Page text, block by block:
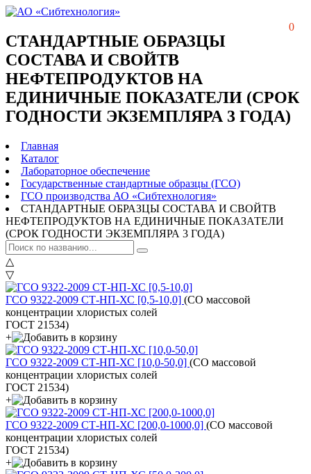
0
СТАНДАРТНЫЕ ОБРАЗЦЫ
СОСТАВА И СВОЙТВ
НЕФТЕПРОДУКТОВ НА
ЕДИНИЧНЫЕ ПОКАЗАТЕЛИ (СРОК
ГОДНОСТИ ЭКЗЕМПЛЯРА 3 ГОДА)
Главная
Каталог
Лабораторное обеспечение
Государственные стандартные образцы (ГСО)
ГСО производства АО «Сибтехнология»
СТАНДАРТНЫЕ ОБРАЗЦЫ СОСТАВА И СВОЙТВ
НЕФТЕПРОДУКТОВ НА ЕДИНИЧНЫЕ ПОКАЗАТЕЛИ
(СРОК ГОДНОСТИ ЭКЗЕМПЛЯРА 3 ГОДА)
△
▽
ГСО 9322-2009 СТ-НП-ХС [0,5-10,0] (СО массовой
концентрации хлористых солей
ГОСТ 21534)
+
ГСО 9322-2009 СТ-НП-ХС [10,0-50,0] (СО массовой
концентрации хлористых солей
ГОСТ 21534)
+
ГСО 9322-2009 СТ-НП-ХС [200,0-1000,0] (СО массовой
концентрации хлористых солей
ГОСТ 21534)
+